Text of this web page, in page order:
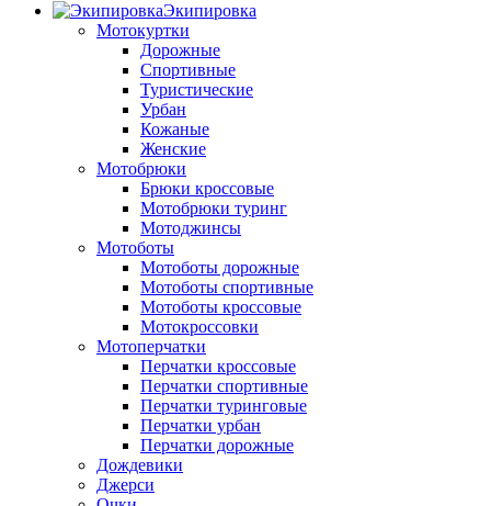
Экипировка
Мотокуртки
Дорожные
Спортивные
Туристические
Урбан
Кожаные
Женские
Мотобрюки
Брюки кроссовые
Мотобрюки туринг
Мотоджинсы
Мотоботы
Мотоботы дорожные
Мотоботы спортивные
Мотоботы кроссовые
Мотокроссовки
Мотоперчатки
Перчатки кроссовые
Перчатки спортивные
Перчатки туринговые
Перчатки урбан
Перчатки дорожные
Дождевики
Джерси